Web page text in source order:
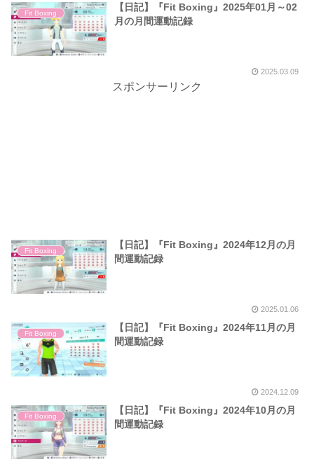
Fit Boxing
【日記】『Fit Boxing』2025年01月～02
月の月間運動記録
2025.03.09
スポンサーリンク
Fit Boxing
【日記】『Fit Boxing』2024年12月の月
間運動記録
2025.01.06
Fit Boxing
【日記】『Fit Boxing』2024年11月の月
間運動記録
2024.12.09
Fit Boxing
【日記】『Fit Boxing』2024年10月の月
間運動記録